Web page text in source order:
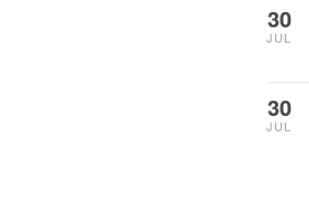
30
JUL
30
JUL